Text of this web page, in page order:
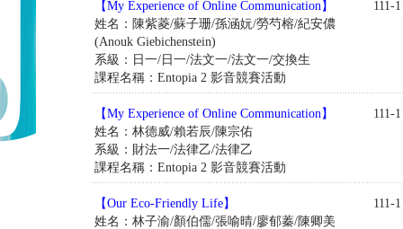
【My Experience of Online Communication】
姓名：陳紫菱/蘇子珊/孫涵妧/勞芍榕/紀安儂
(Anouk Giebichenstein)
系級：日一/日一/法文一/法文一/交換生
課程名稱：Entopia 2 影音競賽活動
111-1
【My Experience of Online Communication】
姓名：林德威/賴若辰/陳宗佑
系級：財法一/法律乙/法律乙
課程名稱：Entopia 2 影音競賽活動
111-1
【Our Eco-Friendly Life】
姓名：林子渝/顏伯儒/張喻晴/廖郁蓁/陳卿美
111-1